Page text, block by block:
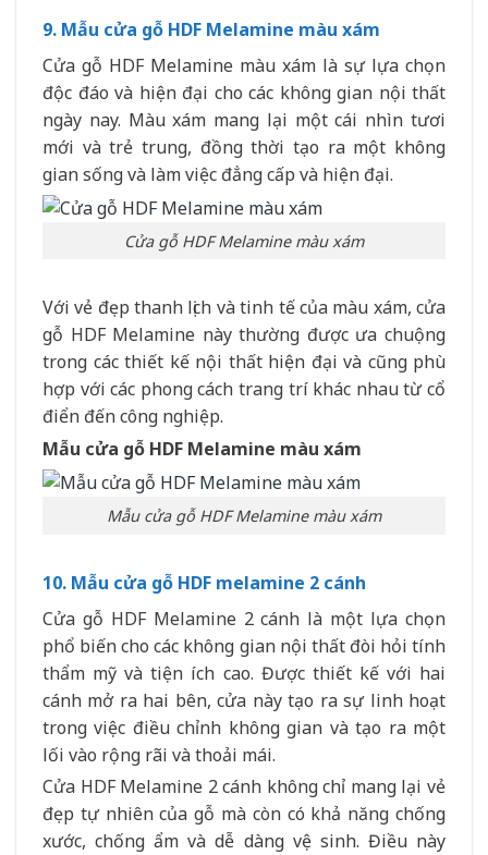
9. Mẫu cửa gỗ HDF Melamine màu xám
Cửa gỗ HDF Melamine màu xám là sự lựa chọn
độc đáo và hiện đại cho các không gian nội thất
ngày nay. Màu xám mang lại một cái nhìn tươi
mới và trẻ trung, đồng thời tạo ra một không
gian sống và làm việc đẳng cấp và hiện đại.
Cửa gỗ HDF Melamine màu xám
Với vẻ đẹp thanh lịch và tinh tế của màu xám, cửa
gỗ HDF Melamine này thường được ưa chuộng
trong các thiết kế nội thất hiện đại và cũng phù
hợp với các phong cách trang trí khác nhau từ cổ
điển đến công nghiệp.
Mẫu cửa gỗ HDF Melamine màu xám
Mẫu cửa gỗ HDF Melamine màu xám
10. Mẫu cửa gỗ HDF melamine 2 cánh
Cửa gỗ HDF Melamine 2 cánh là một lựa chọn
phổ biến cho các không gian nội thất đòi hỏi tính
thẩm mỹ và tiện ích cao. Được thiết kế với hai
cánh mở ra hai bên, cửa này tạo ra sự linh hoạt
trong việc điều chỉnh không gian và tạo ra một
lối vào rộng rãi và thoải mái.
Cửa HDF Melamine 2 cánh không chỉ mang lại vẻ
đẹp tự nhiên của gỗ mà còn có khả năng chống
xước, chống ẩm và dễ dàng vệ sinh. Điều này